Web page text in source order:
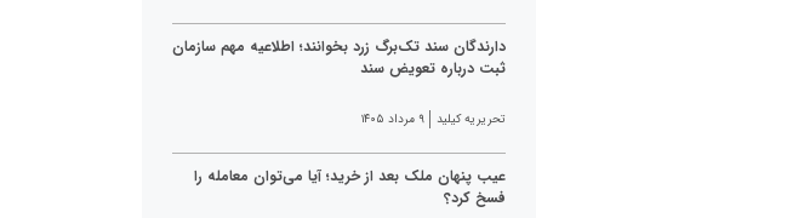
دارندگان سند تک‌برگ زرد بخوانند؛ اطلاعیه مهم سازمان
ثبت درباره تعویض سند
تحریریه کیلید ۹ مرداد ۱۴۰۵
عیب پنهان ملک بعد از خرید؛ آیا می‌توان معامله را
فسخ کرد؟